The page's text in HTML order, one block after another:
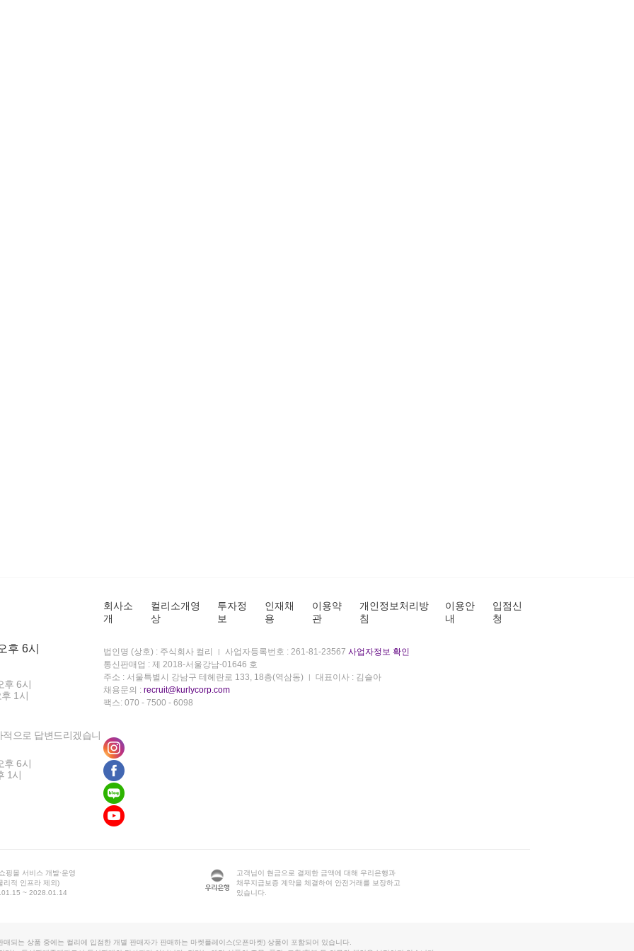
후 6시
후 6시
1시
으로 답변드리겠습니
후 6시
1시
회사소
개
컬리소개영
상
투자정
보
인재채
용
이용약
관
개인정보처리방
침
이용안
내
입점신
청
법인명 (상호) : 주식회사 컬리 사업자등록번호 : 261-81-23567 사업자정보 확인
통신판매업 : 제 2018-서울강남-01646 호
주소 : 서울특별시 강남구 테헤란로 133, 18층(역삼동)
대표이사 : 김슬아
채용문의 : recruit@kurlycorp.com
팩스: 070 - 7500 - 6098
핑몰 서비스 개발·운영
리적 인프라 제외)
~ 2028.01.14
고객님이 현금으로 결제한 금액에 대해 우리은행과
채무지급보증 계약을 체결하여 안전거래를 보장하고
있습니다.
매되는 상품 중에는 컬리에 입점한 개별 판매자가 판매하는 마켓플레이스(오픈마켓) 상품이 포함되어 있습니다.